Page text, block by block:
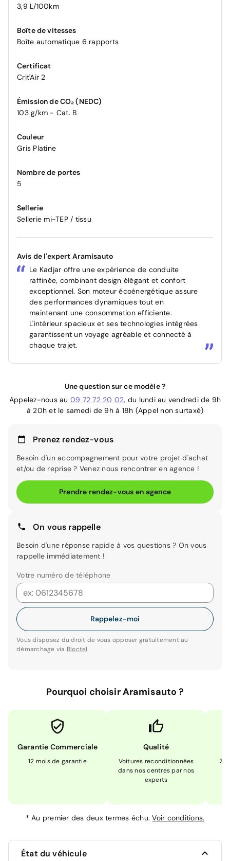
3,9 L/100km
Boîte de vitesses
Boîte automatique 6 rapports
Certificat
Crit'Air 2
Émission de CO₂ (NEDC)
103 g/km - Cat. B
Couleur
Gris Platine
Nombre de portes
5
Sellerie
Sellerie mi-TEP / tissu
Avis de l'expert Aramisauto
Le Kadjar offre une expérience de conduite
raffinée, combinant design élégant et confort
exceptionnel. Son moteur écoénergétique assure
des performances dynamiques tout en
maintenant une consommation efficiente.
L'intérieur spacieux et ses technologies intégrées
garantissent un voyage agréable et connecté à
chaque trajet.
Une question sur ce modèle ?
Appelez-nous au 09 72 72 20 02, du lundi au vendredi de 9h
à 20h et le samedi de 9h à 18h (Appel non surtaxé)
Prenez rendez-vous
Besoin d'un accompagnement pour votre projet d'achat
et/ou de reprise ? Venez nous rencontrer en agence !
Prendre rendez-vous en agence
On vous rappelle
Besoin d'une réponse rapide à vos questions ? On vous
rappelle immédiatement !
Votre numéro de téléphone
Rappelez-moi
Vous disposez du droit de vous opposer gratuitement au
démarchage via Bloctel
Pourquoi choisir Aramisauto ?
Garantie Commerciale
12 mois de garantie
Qualité
Voitures reconditionnées
dans nos centres par nos
experts
*Au premier des deux termes échu.Voir conditions.
État du véhicule